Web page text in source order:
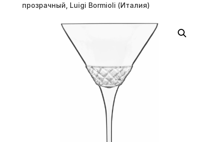
прозрачный, Luigi Bormioli (Италия)